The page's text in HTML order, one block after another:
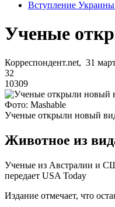
Вступление
Ученые
Корреспондент.net, 31
32
10309
Фото: Mashable
Ученые открыли новый
Животное из
Ученые из Австралии и
передает USA Today
Издание отмечает, что